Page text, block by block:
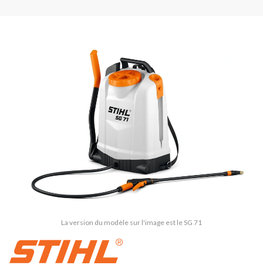
La version du modèle sur l'image est le SG 71